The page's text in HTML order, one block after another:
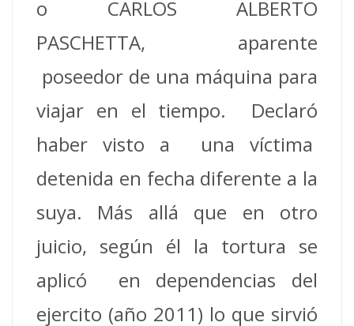
o CARLOS ALBERTO
PASCHETTA, aparente
poseedor de una máquina para
viajar en el tiempo. Declaró
haber visto a una víctima
detenida en fecha diferente a la
suya. Más allá que en otro
juicio, según él la tortura se
aplicó en dependencias del
ejercito (año 2011) lo que sirvió